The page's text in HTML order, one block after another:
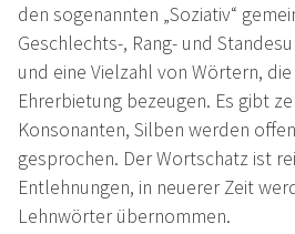
den sogenannten „Soziativ“
Geschlechts-, Rang- und
und eine Vielzahl von Wörtern,
Ehrerbietung bezeugen. Es gibt
Konsonanten, Silben werden
gesprochen. Der Wortschatz ist
Entlehnungen, in neuerer Zeit
Lehnwörter übernommen.